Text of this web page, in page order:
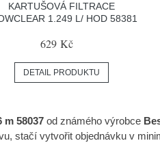
KARTUŠOVÁ FILTRACE
1.249 L/ HOD 58381
629 Kč
DETAIL PRODUKTU
58037 od známého výrobce
stačí vytvořit objednávku v